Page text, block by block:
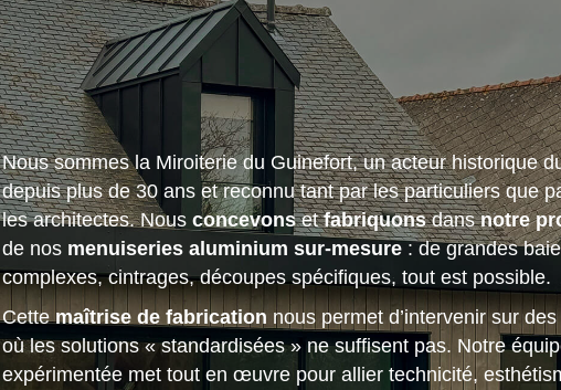
Nous sommes la Miroiterie du Guinefort, un acteur historique
depuis plus de 30 ans et reconnu tant par les particuliers que
les architectes. Nous concevonsetfabriquonsdansnotre
de nos menuiseries aluminium sur-mesure: de grandes
complexes, cintrages, découpes spécifiques, tout est possible.
Cettemaîtrise de fabrication nous permet d’intervenir sur
où les solutions « standardisées » ne suffisent pas. Notre
expérimentée met tout en œuvre pour allier technicité,